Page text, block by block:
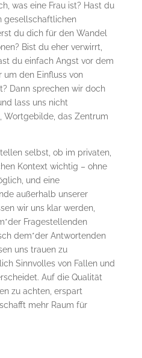
was eine Frau ist? Hast du
gesellschaftlichen
du dich für den Wandel
Bist du eher verwirrt,
du einfach Angst vor dem
um den Einfluss von
Dann sprechen wir doch
lass uns nicht
Wortgebilde, das Zentrum
selbst, ob im privaten,
Kontext wichtig – ohne
und eine
außerhalb unserer
wir uns klar werden,
Fragestellenden
dem*der Antwortenden
uns trauen zu
Sinnvolles von Fallen und
Auf die Qualität
zu achten, erspart
mehr Raum für